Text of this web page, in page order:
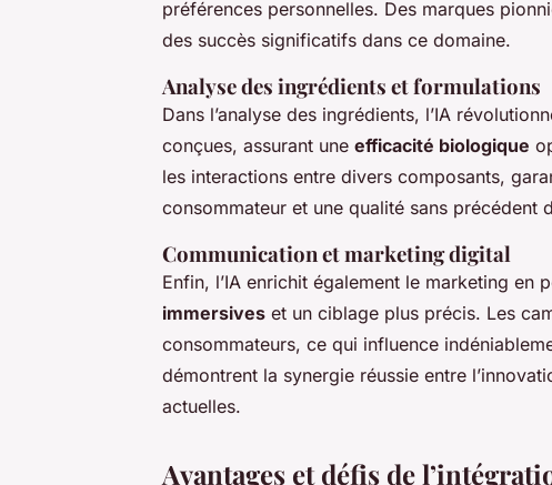
préférences personnelles. Des marques
des succès significatifs dans ce domaine.
Analyse des ingrédients et formulations
Dans l’analyse des ingrédients, l’IA
conçues, assurant une efficacité biologique
les interactions entre divers composants,
consommateur et une qualité sans précédent
Communication et marketing digital
Enfin, l’IA enrichit également le marketing en
immersives et un ciblage plus précis. Les
consommateurs, ce qui influence
démontrent la synergie réussie entre
actuelles.
Avantages et défis de